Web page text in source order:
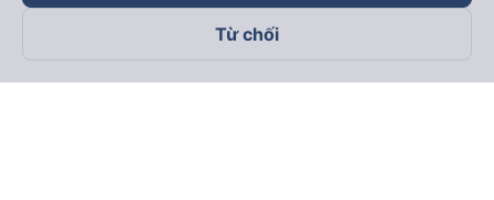
Theo dõi chúng tôi trên
Từ chối